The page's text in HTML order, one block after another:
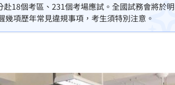
18個考區、231個考場應試。全國試務會將於明
幾項歷年常見違規事項，考生須特別注意。